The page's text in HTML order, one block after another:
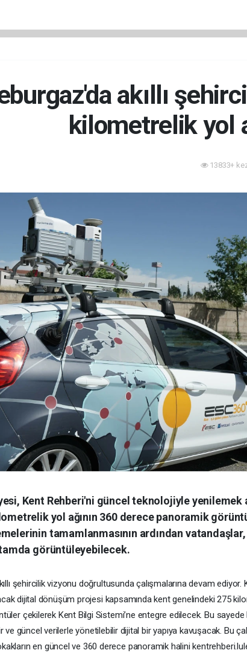
akıllı
kilometrelik yol
13833+
Kent Rehberi'ni güncel teknolojiyle yenilemek
yol ağının 360 derece panoramik
tamamlanmasının ardından
görüntüleyebilecek.
şehircilik vizyonu doğrultusunda çalışmalarına devam ediyor.
dijital dönüşüm projesi kapsamında kent genelindeki 275
çekilerek Kent Bilgi Sistemi’ne entegre edilecek. Bu sayede
ve güncel verilerle yönetilebilir dijital bir yapıya kavuşacak. Bu
en güncel ve 360 derece panoramik halini